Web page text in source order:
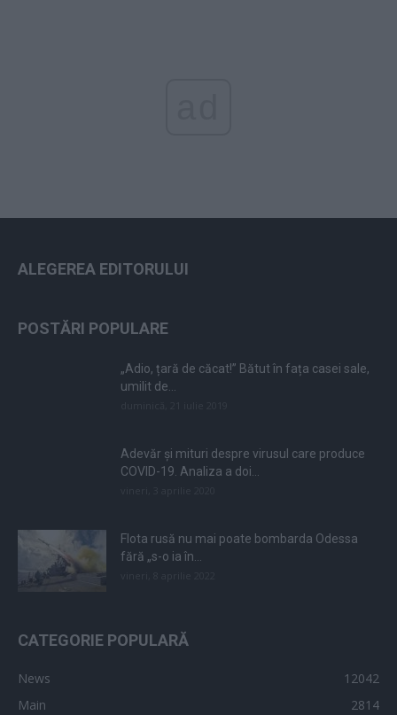
ALEGEREA EDITORULUI
POSTĂRI POPULARE
„Adio, țară de căcat!” Bătut în fața casei sale,
umilit de...
Adevăr și mituri despre virusul care produce
COVID-19. Analiza a doi...
Flota rusă nu mai poate bombarda Odessa
fără „s-o ia în...
CATEGORIE POPULARĂ
News
12042
Main
2814